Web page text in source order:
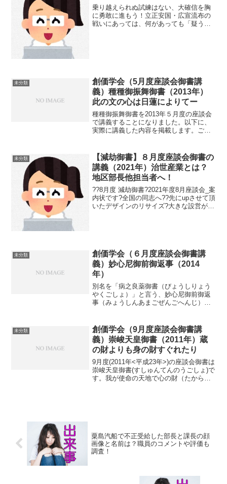
乗り越えられぬ試練はない、大確信を胸
に勇敢に進もう！立正安国・広宣流布の
戦いにあっては、何があっても「疑う心
未分類
創価学会（5月度座談会御書講
義）種種御振舞御書（2013年）
此の文の心は日蓮によりてー
種種御振舞御書を2013年５月度の座談会
で講義することになりました。以下に、
実際に講義した内容を掲載します。ご参
講義を開始しています。講義にあまり時
間がかけられない状...
未分類
【減劫御書】８月度座談会御書の
講義（2021年）治世産業とは？
地区部長他担当者へ！
??8月度 減劫御書?2021年度8月座談会_案
内状です?全国の同志へ??先にupさせて頂
いたデザインのリサイズ?大きな設営が終
未分類
創価学会（６月度座談会御書講
義）妙心尼御前御返事（2014
年）
別名を「病之良薬御書（びょうしりょう
やくごしょ）」と言う、妙心尼御前御返
事（みょうしんあまごぜんごへんじ）
うところが特に重要です。病気という苦
悩を因に、仏法を求め、現...
未分類
創価学会（9月度座談会御書講
義）崇峻天皇御書（2011年）蔵
の財よりも身の財すぐれたり
9月度(2011年<平成23年>)の座談会御書は
崇峻天皇御書(すしゅんてんのうごしょ)で
す。我が使命の天地で心の財（たから）
粟島汽船で不正受給した部長と課長の顔
画像と名前は？職員のコメントや評価も
調査！